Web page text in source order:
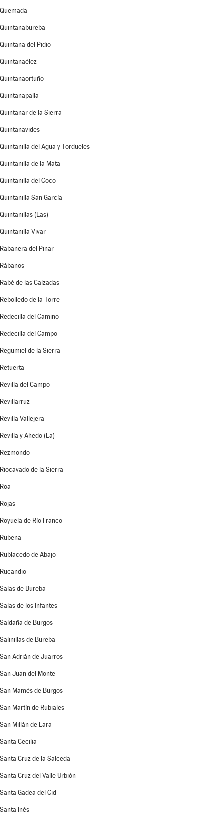
Quemada
Quintanabureba
Quintana del Pidio
Quintanaélez
Quintanaortuño
Quintanapalla
Quintanar de la Sierra
Quintanavides
Quintanilla del Agua y Tordueles
Quintanilla de la Mata
Quintanilla del Coco
Quintanilla San García
Quintanillas (Las)
Quintanilla Vivar
Rabanera del Pinar
Rábanos
Rabé de las Calzadas
Rebolledo de la Torre
Redecilla del Camino
Redecilla del Campo
Regumiel de la Sierra
Retuerta
Revilla del Campo
Revillarruz
Revilla Vallejera
Revilla y Ahedo (La)
Rezmondo
Riocavado de la Sierra
Roa
Rojas
Royuela de Río Franco
Rubena
Rublacedo de Abajo
Rucandio
Salas de Bureba
Salas de los Infantes
Saldaña de Burgos
Salinillas de Bureba
San Adrián de Juarros
San Juan del Monte
San Mamés de Burgos
San Martín de Rubiales
San Millán de Lara
Santa Cecilia
Santa Cruz de la Salceda
Santa Cruz del Valle Urbión
Santa Gadea del Cid
Santa Inés